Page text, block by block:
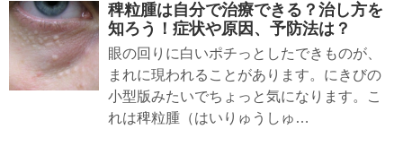
稗粒腫は自分で治療できる？治し方を
知ろう！症状や原因、予防法は？
眼の回りに白いポチっとしたできものが、
まれに現われることがあります。にきびの
小型版みたいでちょっと気になります。こ
れは稗粒腫（はいりゅうしゅ…